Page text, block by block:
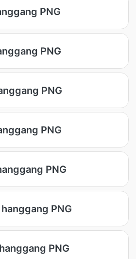
PNG
PNG
PNG
PNG
PNG
PNG
PNG